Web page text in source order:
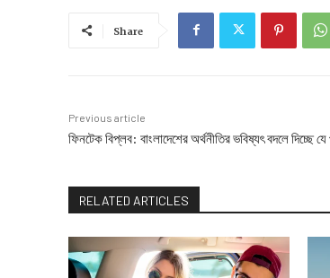
Share
Previous article
ফিনটেক বিপ্লব: বাংলাদেশের অর্থনীতির ভবিষ্যৎ বদলে দিচ্ছে
RELATED ARTICLES